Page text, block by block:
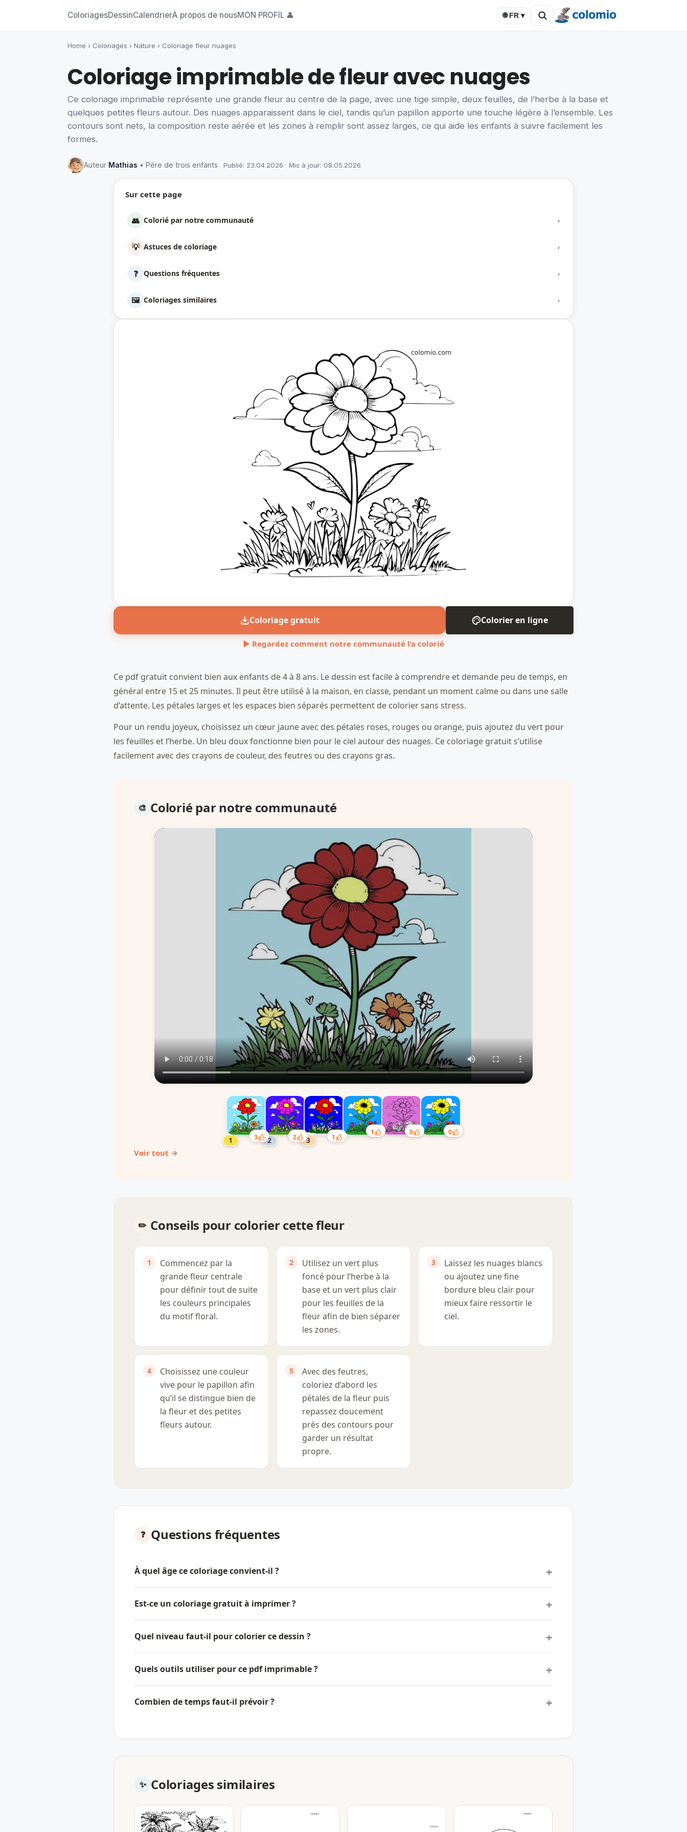
ColoriagesDessinCalendrierÀ propos de nousMON PROFIL 👤 🌐 FR ▾
Home › Coloriages › Nature › Coloriage fleur nuages
Coloriage imprimable de fleur avec nuages
Ce coloriage imprimable représente une grande fleur au centre de la page, avec une tige simple, deux feuilles, de l’herbe à la base et
quelques petites fleurs autour. Des nuages apparaissent dans le ciel, tandis qu’un papillon apporte une touche légère à l’ensemble. Les
contours sont nets, la composition reste aérée et les zones à remplir sont assez larges, ce qui aide les enfants à suivre facilement les
formes.
Auteur Mathias • Père de trois enfants Publié: 23.04.2026 · Mis à jour: 08.05.2026
Sur cette page
👥 Colorié par notre communauté ›
💡 Astuces de coloriage ›
❓ Questions fréquentes ›
🖼️ Coloriages similaires ›
Coloriage gratuit Colorier en ligne
▶ Regardez comment notre communauté l’a colorié
Ce pdf gratuit convient bien aux enfants de 4 à 8 ans. Le dessin est facile à comprendre et demande peu de temps, en
général entre 15 et 25 minutes. Il peut être utilisé à la maison, en classe, pendant un moment calme ou dans une salle
d’attente. Les pétales larges et les espaces bien séparés permettent de colorier sans stress.
Pour un rendu joyeux, choisissez un cœur jaune avec des pétales roses, rouges ou orange, puis ajoutez du vert pour
les feuilles et l’herbe. Un bleu doux fonctionne bien pour le ciel autour des nuages. Ce coloriage gratuit s’utilise
facilement avec des crayons de couleur, des feutres ou des crayons gras.
Colorié par notre communauté
3 2 1
1 0 0
Voir tout →
Conseils pour colorier cette fleur
Commencez par la
grande fleur centrale
pour définir tout de suite
les couleurs principales
du motif floral.
Utilisez un vert plus
foncé pour l’herbe à la
base et un vert plus clair
pour les feuilles de la
fleur afin de bien séparer
les zones.
Laissez les nuages blancs
ou ajoutez une fine
bordure bleu clair pour
mieux faire ressortir le
ciel.
Choisissez une couleur
vive pour le papillon afin
qu’il se distingue bien de
la fleur et des petites
fleurs autour.
Avec des feutres,
coloriez d’abord les
pétales de la fleur puis
repassez doucement
près des contours pour
garder un résultat
propre.
Questions fréquentes
À quel âge ce coloriage convient-il ?
Est-ce un coloriage gratuit à imprimer ?
Quel niveau faut-il pour colorier ce dessin ?
Quels outils utiliser pour ce pdf imprimable ?
Combien de temps faut-il prévoir ?
Coloriages similaires